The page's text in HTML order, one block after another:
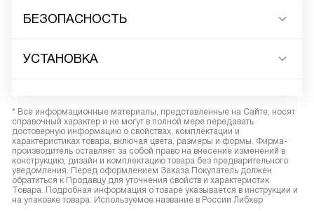
БЕЗОПАСНОСТЬ
УСТАНОВКА
* Все информационные материалы, представленные на Сайте, носят
справочный характер и не могут в полной мере передавать
достоверную информацию о свойствах, комплектации и
характеристиках товара, включая цвета, размеры и формы. Фирма-
производитель оставляет за собой право на внесение изменений в
конструкцию, дизайн и комплектацию товара без предварительного
уведомления. Перед оформлением Заказа Покупатель должен
обратиться к Продавцу для уточнения свойств и характеристик
Товара. Подробная информация о товаре указывается в инструкции и
на упаковке товара. Используемое название в России Либхер